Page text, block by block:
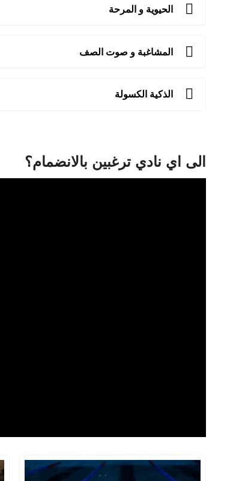
الحيوية و المرحة
المشاغبة و صوت الصف
الذكية الكسولة
الى اي نادي ترغبين بالانضمام؟